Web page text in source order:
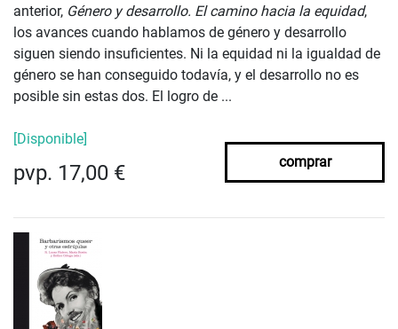
anterior, Género y desarrollo. El camino hacia la equidad,
los avances cuando hablamos de género y desarrollo
siguen siendo insuficientes. Ni la equidad ni la igualdad de
género se han conseguido todavía, y el desarrollo no es
posible sin estas dos. El logro de ...
[Disponible]
pvp. 17,00 € comprar